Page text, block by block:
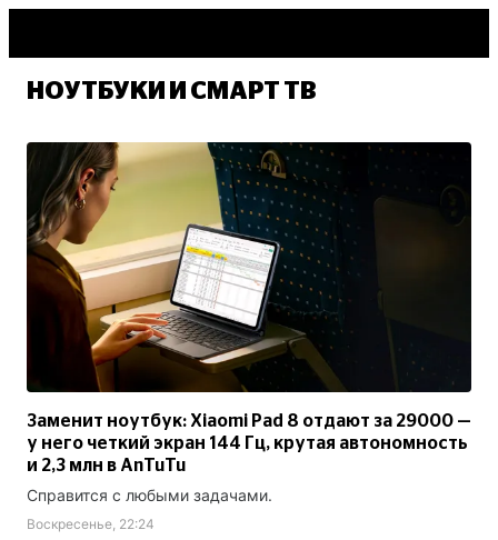
НОУТБУКИ И СМАРТ ТВ
Заменит ноутбук: Xiaomi Pad 8 отдают за 29000 —
у него четкий экран 144 Гц, крутая автономность
и 2,3 млн в AnTuTu
Справится с любыми задачами.
Воскресенье, 22:24